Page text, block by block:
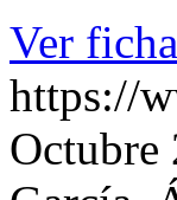
Ver ficha
https://
Octubre